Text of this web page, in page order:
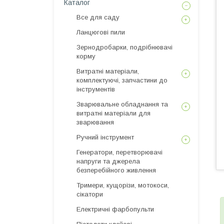
Каталог
Все для саду
Ланцюгові пили
Зернодробарки, подрібнювачі
корму
Витратні матеріали,
комплектуючі, запчастини до
інструментів
Зварювальне обладнання та
витратні матеріали для
зварювання
Ручний інструмент
Генератори, перетворювачі
напруги та джерела
безперебійного живлення
Тримери, кущорізи, мотокоси,
сікатори
Електричні фарбопульти